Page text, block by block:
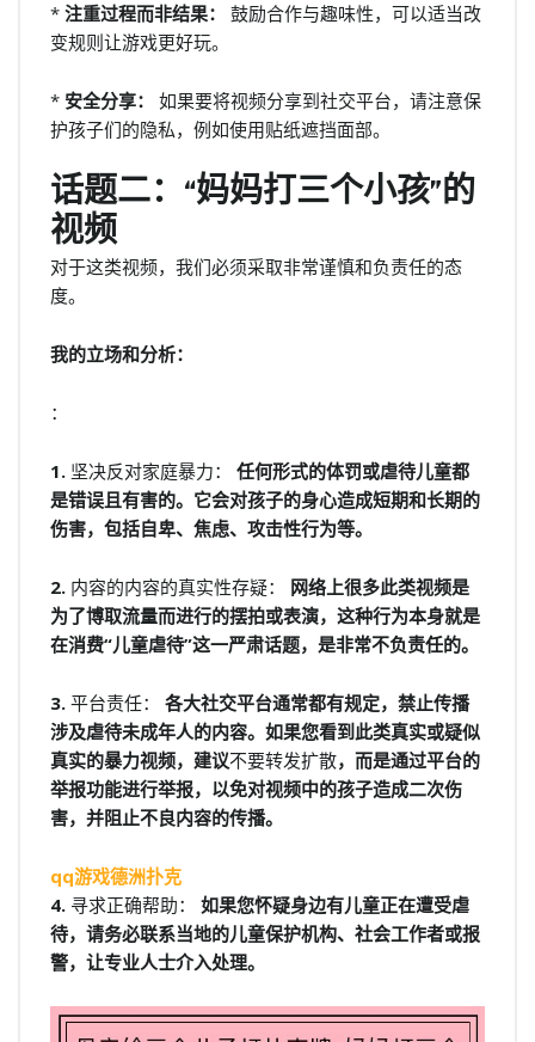
* 注重过程而非结果：
鼓励合作与趣味性，可以适当改
变规则让游戏更好玩。
* 安全分享：
如果要将视频分享到社交平台，请注意保
护孩子们的隐私，例如使用贴纸遮挡面部。
话题二：“妈妈打三个小孩”的
视频
对于这类视频，我们必须采取非常谨慎和负责任的态
度。
我的立场和分析：
：
1. 坚决反对家庭暴力：
任何形式的体罚或虐待儿童都
是错误且有害的。它会对孩子的身心造成短期和长期的
伤害，包括自卑、焦虑、攻击性行为等。
2. 内容的内容的真实性存疑：
网络上很多此类视频是
为了博取流量而进行的摆拍或表演，这种行为本身就是
在消费“儿童虐待”这一严肃话题，是非常不负责任的。
3. 平台责任：
各大社交平台通常都有规定，禁止传播
涉及虐待未成年人的内容。如果您看到此类真实或疑似
真实的暴力视频，建议不要转发扩散，而是通过平台的
举报功能进行举报，以免对视频中的孩子造成二次伤
害，并阻止不良内容的传播。
qq游戏德洲扑克
4. 寻求正确帮助：
如果您怀疑身边有儿童正在遭受虐
待，请务必联系当地的儿童保护机构、社会工作者或报
警，让专业人士介入处理。